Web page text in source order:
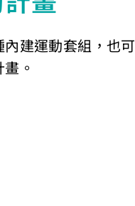
建運動套組，也可
。